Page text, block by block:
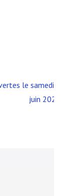
le samedi 3
juin 2023